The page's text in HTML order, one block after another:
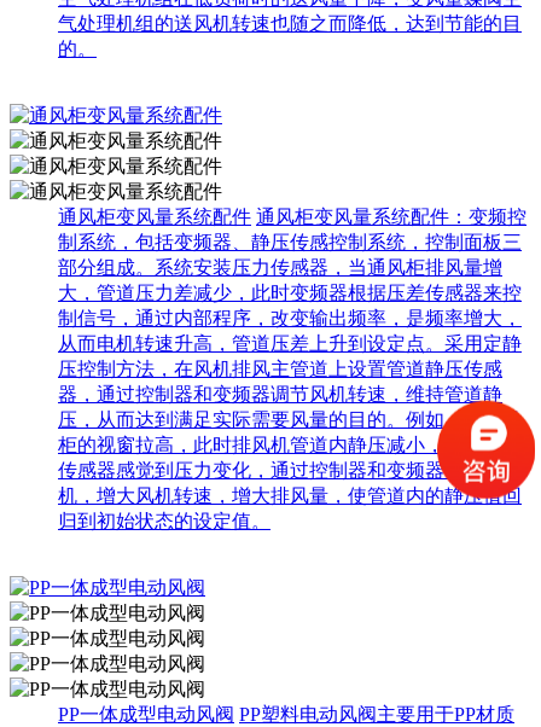
气处理机组的送风机转速也随之而降低，达到节能的目
的。
通风柜变风量系统配件 通风柜变风量系统配件：变频控
制系统，包括变频器、静压传感控制系统，控制面板三
部分组成。系统安装压力传感器，当通风柜排风量增
大，管道压力差减少，此时变频器根据压差传感器来控
制信号，通过内部程序，改变输出频率，是频率增大，
从而电机转速升高，管道压差上升到设定点。采用定静
压控制方法，在风机排风主管道上设置管道静压传感
器，通过控制器和变频器调节风机转速，维持管道静
压，从而达到满足实际需要风量的目的。例如：当通风
柜的视窗拉高，此时排风机管道内静压减小，管道静压
传感器感觉到压力变化，通过控制器和变频器调节风
机，增大风机转速，增大排风量，使管道内的静压值回
归到初始状态的设定值。
PP一体成型电动风阀 PP塑料电动风阀主要用于PP材质